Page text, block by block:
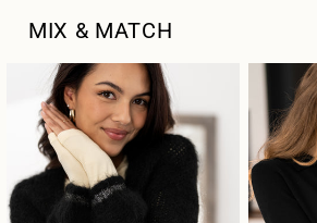
MIX & MATCH